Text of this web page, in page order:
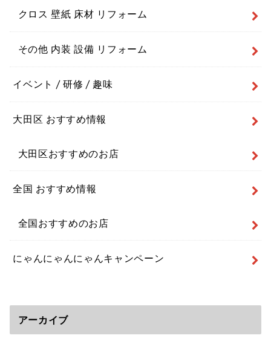
クロス 壁紙 床材 リフォーム
その他 内装 設備 リフォーム
イベント / 研修 / 趣味
大田区 おすすめ情報
大田区おすすめのお店
全国 おすすめ情報
全国おすすめのお店
にゃんにゃんにゃんキャンペーン
アーカイブ